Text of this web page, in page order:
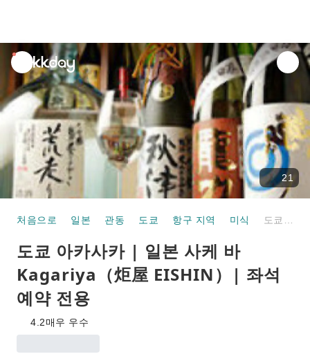
unread
notifications
21
처음으로 일본 관동 도쿄 항구 지역 미식
도쿄 아카사카 | 일본 사케 바
Kagariya（炬屋 EISHIN）| 좌석
예약 전용
4.2매우 우수